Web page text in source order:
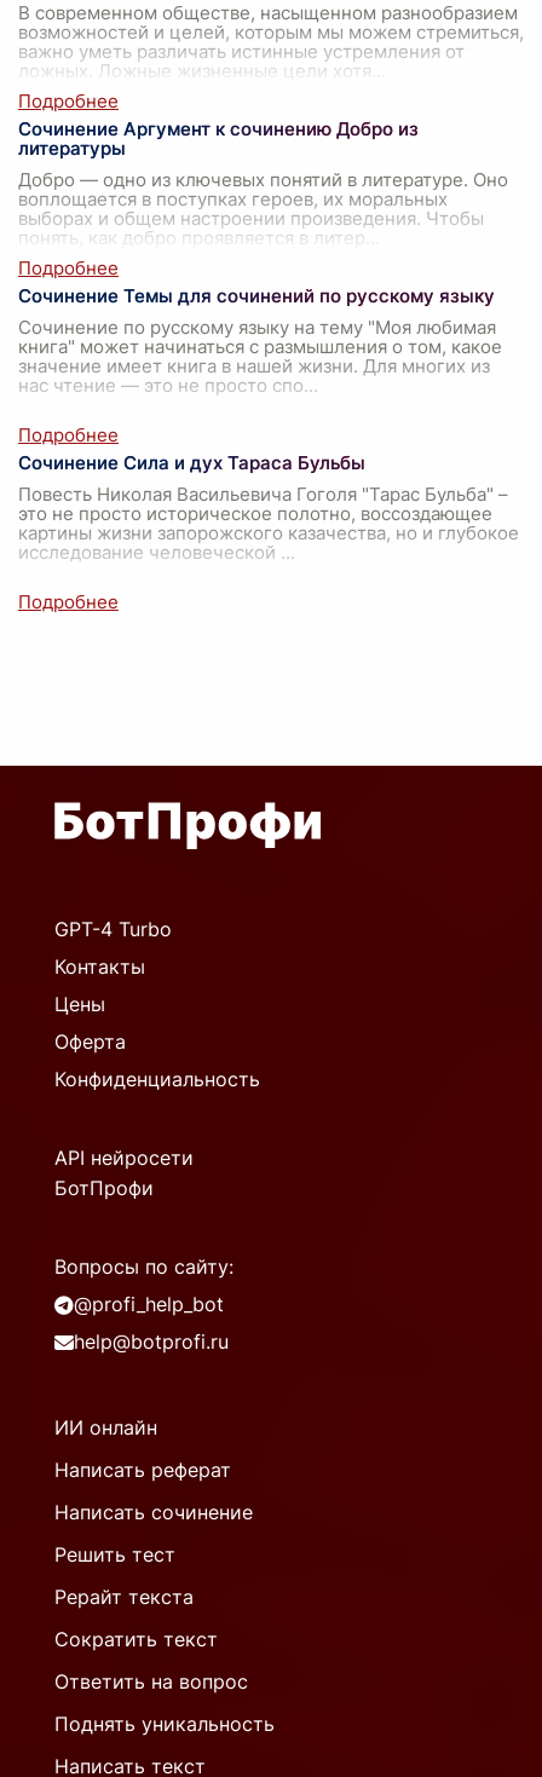
В современном обществе, насыщенном разнообразием
возможностей и целей, которым мы можем стремиться,
важно уметь различать истинные устремления от
ложных. Ложные жизненные цели хотя
Сочинение Аргумент к сочинению Добро из
литературы
Добро — одно из ключевых понятий в литературе. Оно
воплощается в поступках героев, их моральных
выборах и общем настроении произведения. Чтобы
понять, как добро проявляется в литер
Сочинение Темы для сочинений по русскому языку
Сочинение по русскому языку на тему "Моя любимая
книга" может начинаться с размышления о том, какое
значение имеет книга в нашей жизни. Для многих из
нас чтение — это не просто спо...
Сочинение Сила и дух Тараса Бульбы
Повесть Николая Васильевича Гоголя "Тарас Бульба" –
это не просто историческое полотно, воссоздающее
картины жизни запорожского казачества, но и глубокое
исследование человеческой ...
GPT-4 Turbo
Контакты
Цены
Оферта
Конфиденциальность
API нейросети
БотПрофи
Вопросы по сайту:
@profi_help_bot
help@botprofi.ru
ИИ онлайн
Написать реферат
Написать сочинение
Решить тест
Рерайт текста
Сократить текст
Ответить на вопрос
Поднять уникальность
Написать текст